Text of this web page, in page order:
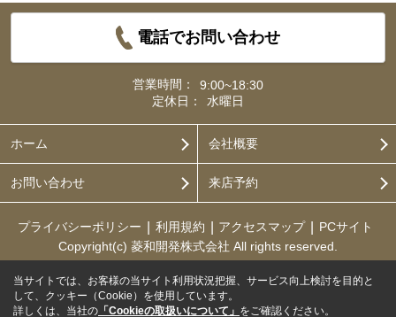
電話でお問い合わせ
営業時間：
9:00~18:30
定休日：
水曜日
ホーム 会社概要
お問い合わせ 来店予約
プライバシーポリシー 利用規約 アクセスマップ
PCサイト
Copyright(c) 菱和開発株式会社 All rights reserved.
当サイトでは、お客様の当サイト利用状況把握、サービス向上検討を目的と
して、クッキー（Cookie）を使用しています。
詳しくは、当社の 「Cookieの取扱いについて」 をご確認ください。